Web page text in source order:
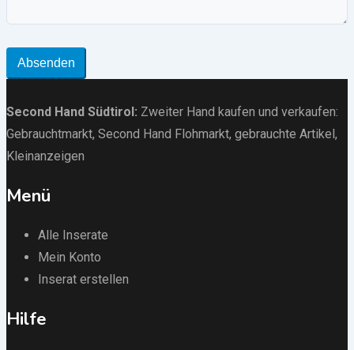
Absenden
Second Hand Südtirol : Zweiter Hand kaufen und verkaufen:
Gebrauchtmarkt, Second Hand Flohmarkt, gebrauchte Artikel ,
Kleinanzeigen
Menü
Alle Inserate
Mein Konto
Inserat erstellen
Hilfe